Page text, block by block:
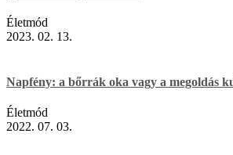
Életmód
2023. 02. 13.
Napfény: a bőrrák oka vagy a megoldás
Életmód
2022. 07. 03.